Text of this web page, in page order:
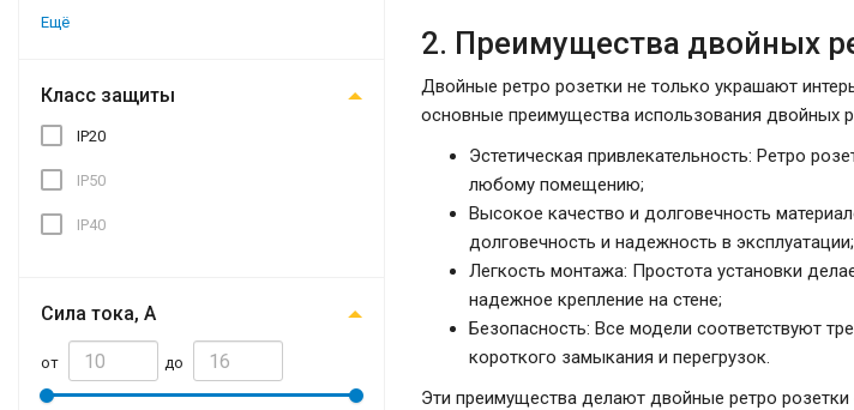
Ещё
Класс защиты
IP20
IP50
IP40
Сила тока, А
от до
2. Преимущества двойных
Двойные ретро розетки не только украшают
основные преимущества использования двойных
Эстетическая привлекательность: Ретро
любому помещению;
Высокое качество и долговечность
долговечность и надежность в эксплуатации;
Легкость монтажа: Простота установки
надежное крепление на стене;
Безопасность: Все модели соответствуют
короткого замыкания и перегрузок.
Эти преимущества делают двойные ретро